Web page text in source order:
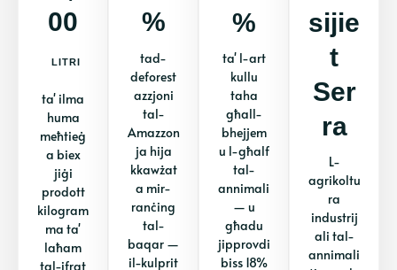
00
LITRI
ta' ilma
huma
meħtieġ
a biex
jiġi
prodott
kilogram
ma ta'
laħam
tal-ifrat
%
tad-
deforest
azzjoni
tal-
Amazzon
ja hija
kkawżat
a mir-
ranċing
tal-
baqar —
il-kulprit
%
ta' l-art
kullu
taha
għall-
bhejjem
u l-għalf
tal-
annimali
— u
għadu
jipprovdi
biss 18%
Sijie
T
Ser
Ra
L-
agrikoltu
ra
industrij
ali tal-
annimali